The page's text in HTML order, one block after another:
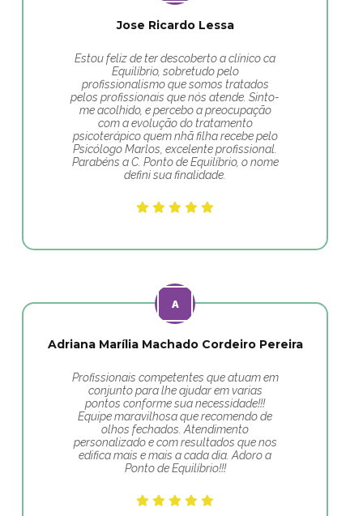
Jose Ricardo Lessa
Estou feliz de ter descoberto a clínico ca
Equilíbrio, sobretudo pelo
profissionalismo que somos tratados
pelos profissionais que nós atende. Sinto-
me acolhido, e percebo a preocupação
com a evolução do tratamento
psicoterápico quem nhã filha recebe pelo
Psicólogo Marlos, excelente profissional.
Parabéns a C. Ponto de Equilíbrio, o nome
defini sua finalidade.
Adriana Marília Machado Cordeiro Pereira
Profissionais competentes que atuam em
conjunto para lhe ajudar em varias
pontos conforme sua necessidade!!!
Equipe maravilhosa que recomendo de
olhos fechados. Atendimento
personalizado e com resultados que nos
edifica mais e mais a cada dia. Adoro a
Ponto de Equilíbrio!!!